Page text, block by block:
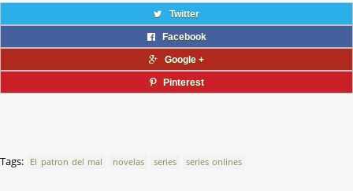
Twitter
Facebook
Google +
Pinterest
Tags: El patron del mal novelas series series onlines